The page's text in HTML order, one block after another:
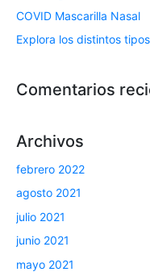
COVID Mascarilla Nasal
Explora los distintos
Comentarios
Archivos
febrero 2022
agosto 2021
julio 2021
junio 2021
mayo 2021